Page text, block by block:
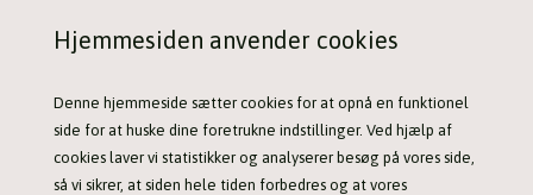
Hjemmesiden anvender cookies
Denne hjemmeside sætter cookies for at opnå en funktionel
side for at huske dine foretrukne indstillinger. Ved hjælp af
cookies laver vi statistikker og analyserer besøg på vores side,
så vi sikrer, at siden hele tiden forbedres og at vores
I DEN MØRKE TID ER DET VIGTIGT AT
SIKKERHEDEN ER I TOP